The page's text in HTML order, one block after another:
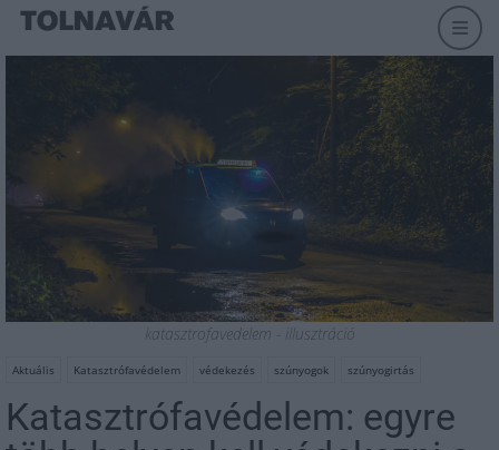
katasztrofavedelem - illusztráció
Aktuális Katasztrófavédelem védekezés szúnyogok szúnyogirtás
Katasztrófavédelem: egyre